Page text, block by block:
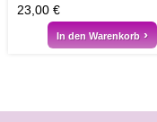
23,00 €
In den Warenkorb